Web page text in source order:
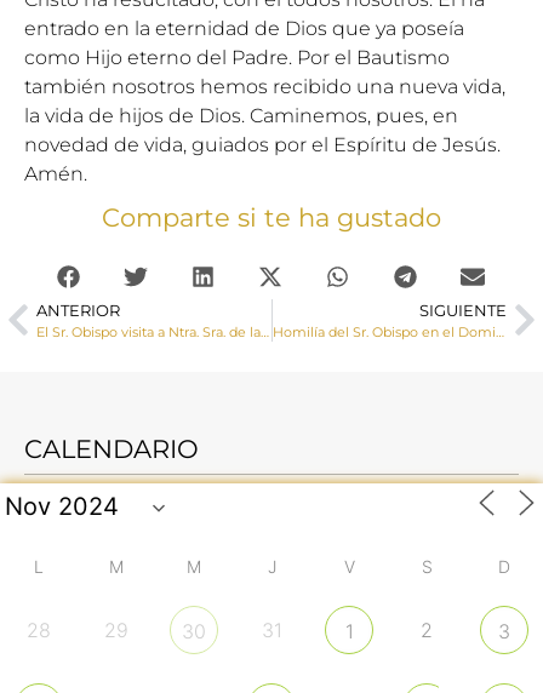
entrado en la eternidad de Dios que ya poseía
como Hijo eterno del Padre. Por el Bautismo
también nosotros hemos recibido una nueva vida,
la vida de hijos de Dios. Caminemos, pues, en
novedad de vida, guiados por el Espíritu de Jesús.
Amén.
Comparte si te ha gustado
ANTERIOR SIGUIENTE
CALENDARIO
L M M J V S D
28 29 30 31 1 2 3